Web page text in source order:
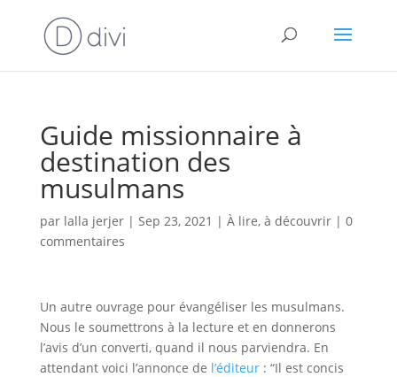
Guide missionnaire à
destination des
musulmans
par lalla jerjer| Sep 23, 2021 | À lire, à découvrir| 0
commentaires
Un autre ouvrage pour évangéliser les musulmans.
Nous le soumettrons à la lecture et en donnerons
l’avis d’un converti, quand il nous parviendra. En
attendant voici l’annonce de l’éditeur: “Il est concis